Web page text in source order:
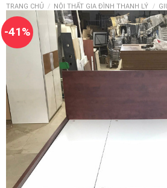
TRANG CHỦ / NỘI THẤT GIA ĐÌNH THANH LÝ /
-41%